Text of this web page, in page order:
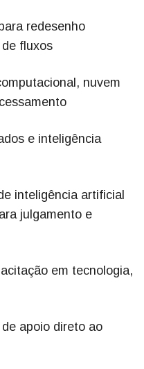
redesenho
fluxos
nuvem
e inteligência
inteligência artificial
julgamento e
em tecnologia,
apoio direto ao